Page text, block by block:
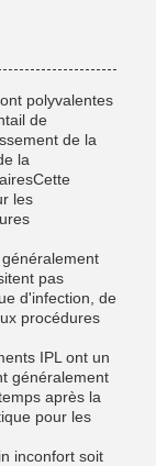
polyvalentes
de
de la
la
les
pas
d'infection, de
procédures
IPL ont un
généralement
après la
pour les
inconfort soit